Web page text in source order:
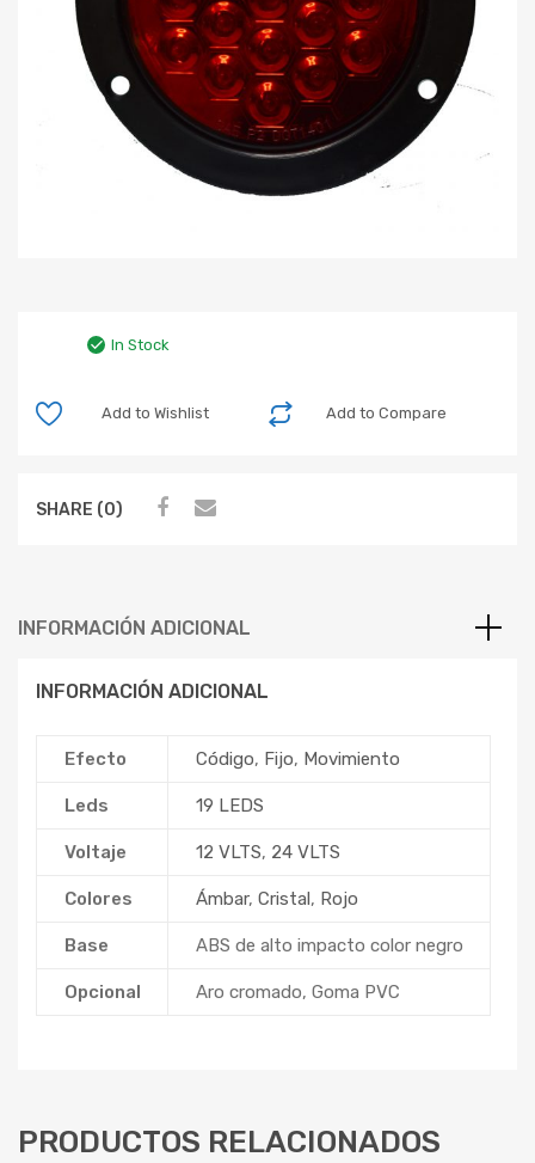
In Stock
Add to Compare
Add to Wishlist
SHARE (0)
INFORMACIÓN ADICIONAL
INFORMACIÓN ADICIONAL
Efecto Código, Fijo, Movimiento
Leds 19 LEDS
Voltaje 12 VLTS, 24 VLTS
Colores Ámbar, Cristal, Rojo
Base ABS de alto impacto color negro
Opcional Aro cromado, Goma PVC
PRODUCTOS RELACIONADOS